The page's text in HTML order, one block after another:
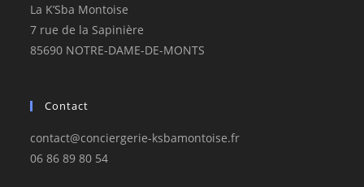
La K’Sba Montoise
7 rue de la Sapinière
85690 NOTRE-DAME-DE-MONTS
Contact
contact@conciergerie-ksbamontoise.fr
06 86 89 80 54